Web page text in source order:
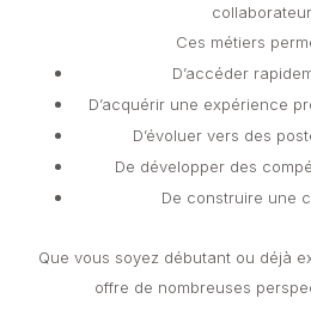
Ces métiers
D’accéder
D’acquérir une expérience
D’évoluer vers des
De développer des
De construire une
Que vous soyez débutant ou déjà
offre de nombreuses